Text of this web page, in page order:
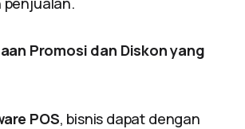
Promosi dan Diskon yang
POS, bisnis dapat dengan